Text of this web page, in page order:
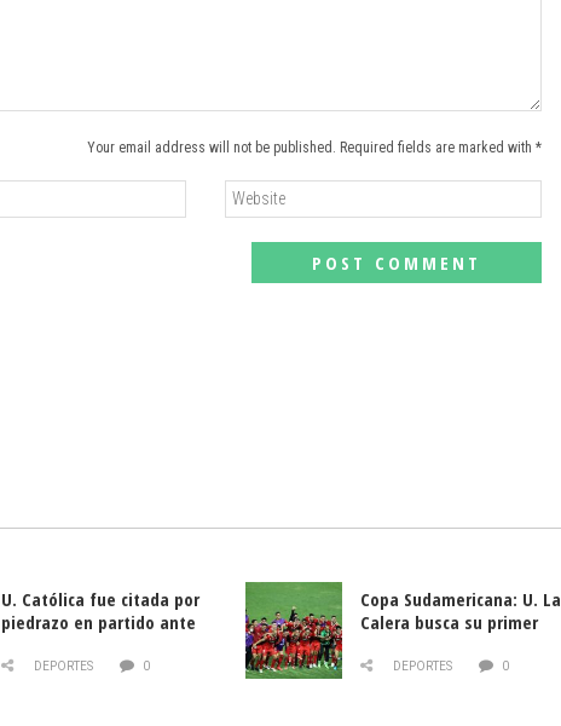
Your email address will not be published. Required fields are marked with *
U. Católica fue citada por
piedrazo en partido ante
DEPORTES 0
Copa Sudamericana: U. La
Calera busca su primer
DEPORTES 0